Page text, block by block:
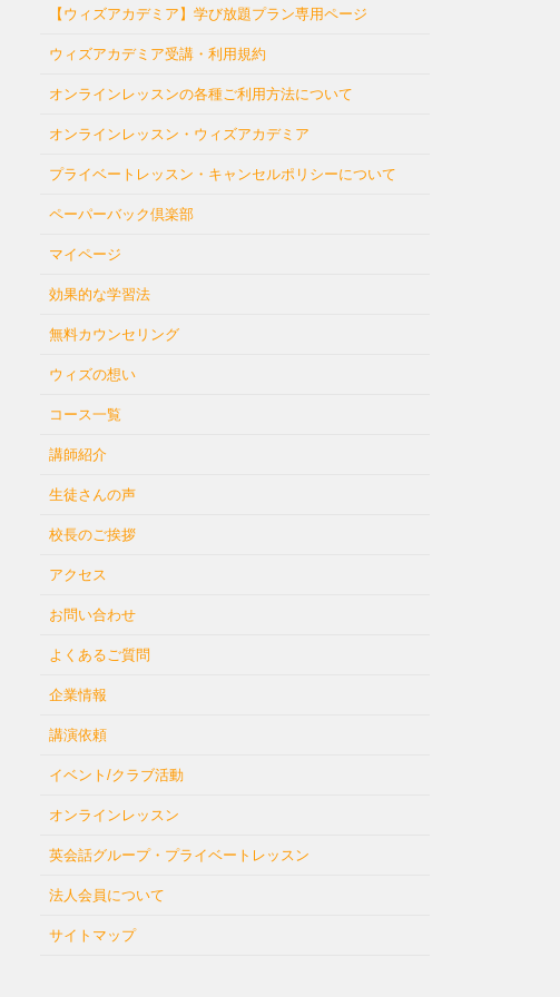
【ウィズアカデミア】学び放題プラン専用ページ
ウィズアカデミア受講・利用規約
オンラインレッスンの各種ご利用方法について
オンラインレッスン・ウィズアカデミア
プライベートレッスン・キャンセルポリシーについて
ペーパーバック倶楽部
マイページ
効果的な学習法
無料カウンセリング
ウィズの想い
コース一覧
講師紹介
生徒さんの声
校長のご挨拶
アクセス
お問い合わせ
よくあるご質問
企業情報
講演依頼
イベント/クラブ活動
オンラインレッスン
英会話グループ・プライベートレッスン
法人会員について
サイトマップ